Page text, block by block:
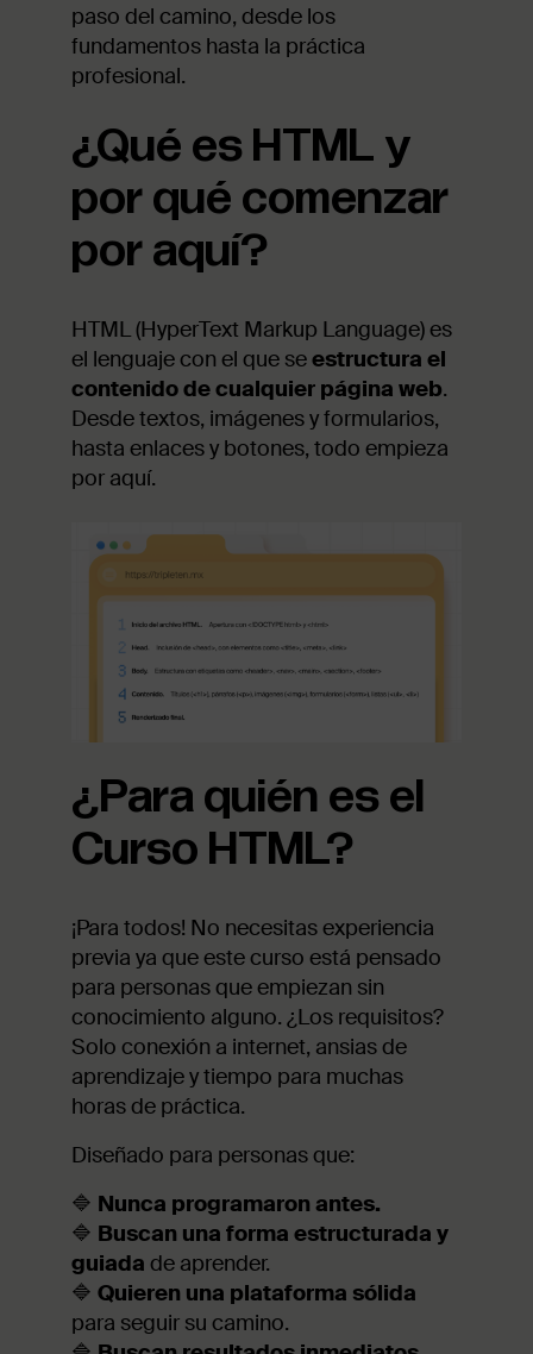
paso del camino, desde los
fundamentos hasta la práctica
profesional.
¿Qué es HTML y
por qué comenzar
por aquí?
HTML (HyperText Markup Language) es
el lenguaje con el que seestructura el
contenido de cualquier página web.
Desde textos, imágenes y formularios,
hasta enlaces y botones, todo empieza
por aquí.
¿Para quién es el
Curso HTML?
¡Para todos! No necesitas experiencia
previa ya que este curso está pensado
para personas que empiezan sin
conocimiento alguno. ¿Los requisitos?
Solo conexión a internet, ansias de
aprendizaje y tiempo para muchas
horas de práctica.
Diseñado para personas que:
🔷 Nunca programaron antes.
🔷 Buscan una forma estructurada y
guiada de aprender.
🔷 Quieren una plataforma sólida
para seguir su camino.